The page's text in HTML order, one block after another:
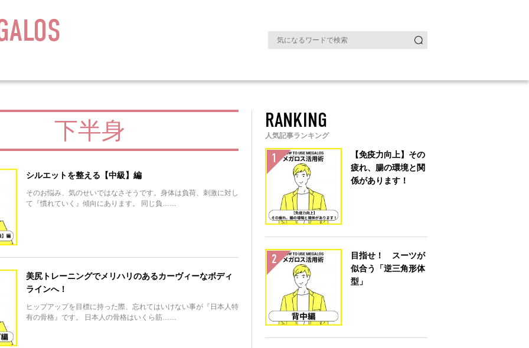
下半身
シルエットを整える【中級】編
そのお悩み、気のせいではなさそうです。身体は負荷、刺激に対し
て『慣れていく』傾向にあります。 同じ負……
美尻トレーニングでメリハリのあるカーヴィーなボディ
ラインへ！
ヒップアップを目標に持った際、忘れてはいけない事が『日本人特
有の骨格』です。 日本人の骨格はいくら筋……
RANKING
人気記事ランキング
【免疫力向上】その
疲れ、腸の環境と関
係があります！
目指せ！ スーツが
似合う「逆三角形体
型」